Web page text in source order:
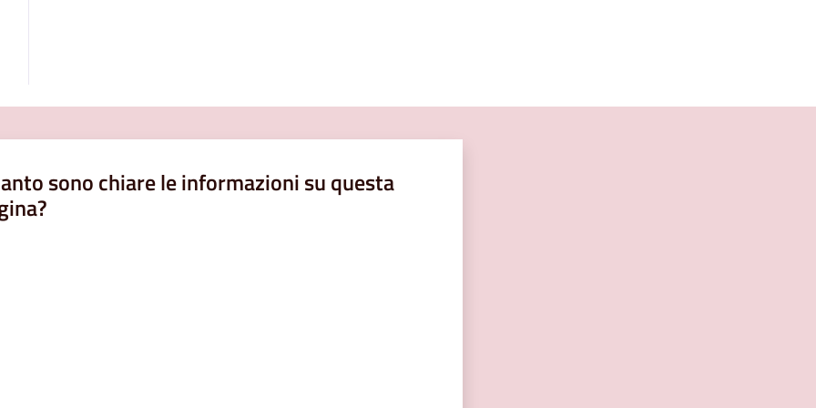
sono chiare le informazioni su questa